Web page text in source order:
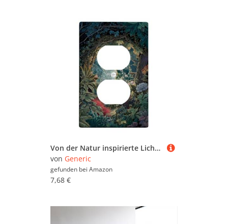
Von der Natur inspirierte Lichtschalter-Abdeckplatte/Steckdosenabdeckungen, Waldszene für Heimdekoration, Thermoplastische Wandplatten, Standardgröße Einzel-Duplex-Steckdose
von Generic
gefunden bei Amazon
7,68 €